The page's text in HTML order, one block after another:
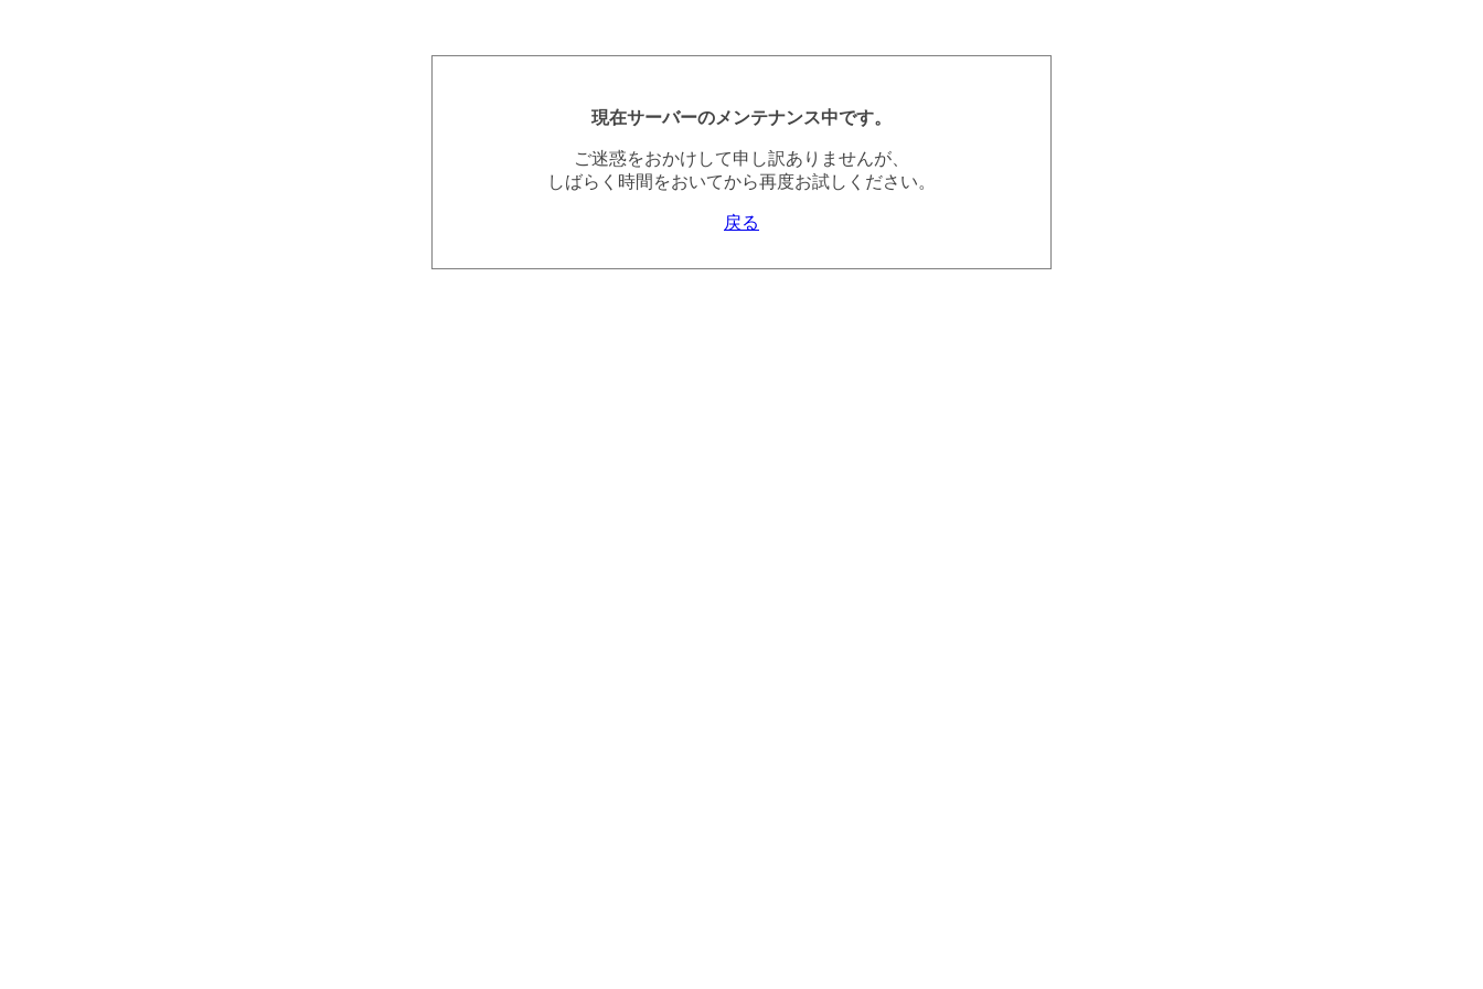
現在サーバーのメンテナンス中です。
ご迷惑をおかけして申し訳ありませんが、
しばらく時間をおいてから再度お試しください。
戻る